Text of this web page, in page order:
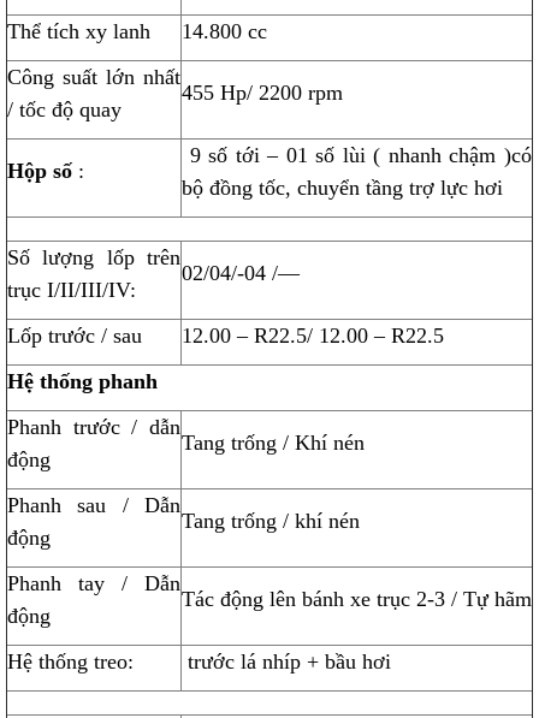
Thể tích xy lanh
14.800 cc
Công suất lớn nhất
/ tốc độ quay
455 Hp/ 2200 rpm
Hộp số :
9 số tới – 01 số lùi ( nhanh chậm )có
bộ đồng tốc, chuyển tầng trợ lực hơi
Số lượng lốp trên
trục I/II/III/IV:
02/04/-04 /—
Lốp trước / sau
12.00 – R22.5/ 12.00 – R22.5
Hệ thống phanh
Phanh trước / dẫn
động
Tang trống / Khí nén
Phanh sau / Dẫn
động
Tang trống / khí nén
Phanh tay / Dẫn
động
Tác động lên bánh xe trục 2-3 / Tự hãm
Hệ thống treo: trước lá nhíp + bầu hơi